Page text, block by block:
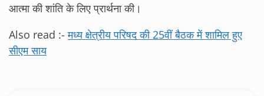
आत्मा की शांति के लिए प्रार्थना की।
Also read :-मध्य क्षेत्रीय परिषद की 25वीं बैठक में शामिल हुए
सीएम साय